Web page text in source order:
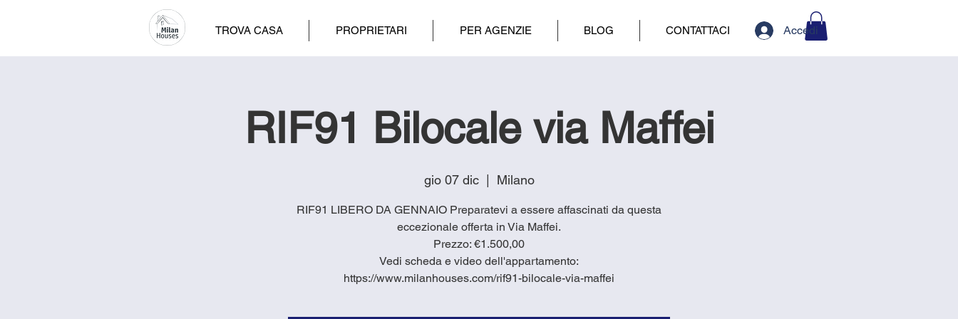
TROVA CASA PROPRIETARI PER AGENZIE BLOG CONTATTACI Accedi
RIF91 Bilocale via Maffei
gio 07 dic
  |
Milano
RIF91 LIBERO DA GENNAIO Preparatevi a essere affascinati da questa
eccezionale offerta in Via Maffei.
Prezzo: €1.500,00
Vedi scheda e video dell'appartamento:
https://www.milanhouses.com/rif91-bilocale-via-maffei